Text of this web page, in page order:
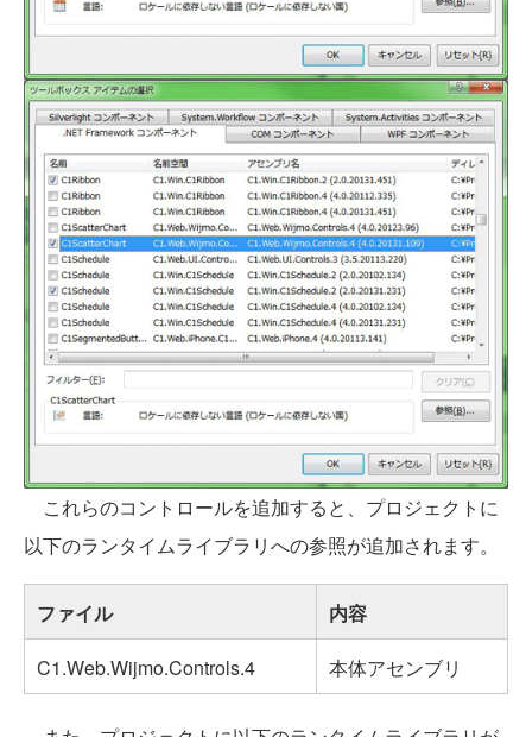
これらのコントロールを追加すると、プロジェクトに
以下のランタイムライブラリへの参照が追加されます。
ファイル
内容
C1.Web.Wijmo.Controls.4
本体アセンブリ